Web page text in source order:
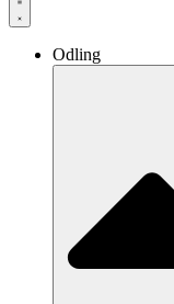
Odling